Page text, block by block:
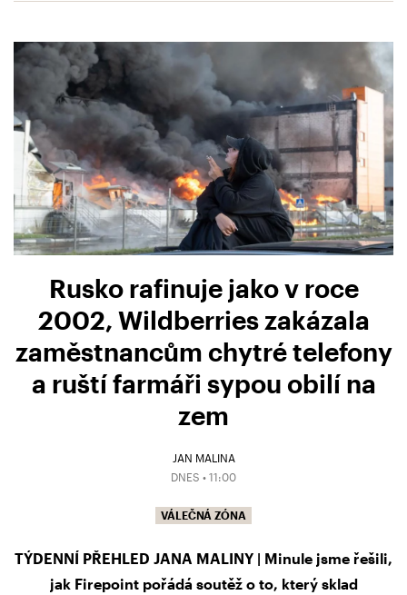
Rusko rafinuje jako v roce
2002, Wildberries zakázala
zaměstnancům chytré telefony
a ruští farmáři sypou obilí na
zem
JAN MALINA
DNES • 11:00
VÁLEČNÁ ZÓNA
TÝDENNÍ PŘEHLED JANA MALINY | Minule jsme řešili,
jak Firepoint pořádá soutěž o to, který sklad